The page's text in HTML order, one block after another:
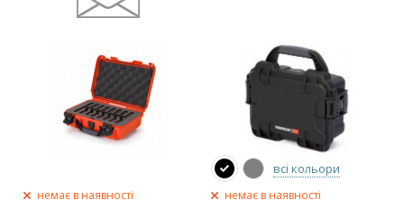
немає в наявності
всі кольори
немає в наявності